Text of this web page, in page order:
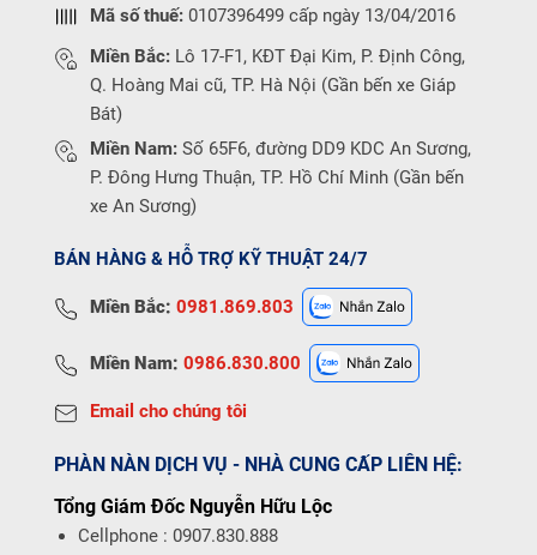
Mã số thuế: 0107396499 cấp ngày 13/04/2016
Miền Bắc: Lô 17-F1, KĐT Đại Kim, P. Định Công,
Q. Hoàng Mai cũ, TP. Hà Nội (Gần bến xe Giáp
Bát)
Miền Nam: Số 65F6, đường DD9 KDC An Sương,
P. Đông Hưng Thuận, TP. Hồ Chí Minh (Gần bến
xe An Sương)
BÁN HÀNG & HỖ TRỢ KỸ THUẬT 24/7
Miền Bắc: 0981.869.803
Miền Nam: 0986.830.800
Email cho chúng tôi
PHÀN NÀN DỊCH VỤ - NHÀ CUNG CẤP LIÊN HỆ:
Tổng Giám Đốc Nguyễn Hữu Lộc
Cellphone : 0907.830.888